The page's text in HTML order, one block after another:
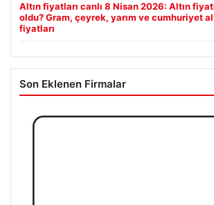
Altın fiyatları canlı 8 Nisan 2026: Altın
oldu? Gram, çeyrek, yarım ve cumhuriyet
fiyatları
Son Eklenen Firmalar